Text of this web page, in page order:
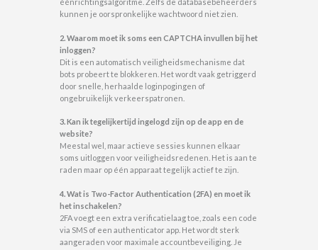
éénrichtingsalgoritme. Zelfs de databasebeheerders
kunnen je oorspronkelijke wachtwoord niet zien.
2. Waarom moet ik soms een CAPTCHA invullen bij het
inloggen?
Dit is een automatisch veiligheidsmechanisme dat
bots probeert te blokkeren. Het wordt vaak getriggerd
door snelle, herhaalde loginpogingen of
ongebruikelijk verkeerspatronen.
3. Kan ik tegelijkertijd ingelogd zijn op de app en de
website?
Meestal wel, maar actieve sessies kunnen elkaar
soms uitloggen voor veiligheidsredenen. Het is aan te
raden maar op één apparaat tegelijk actief te zijn.
4. Wat is Two-Factor Authentication (2FA) en moet ik
het inschakelen?
2FA voegt een extra verificatielaag toe, zoals een code
via SMS of een authenticator app. Het wordt sterk
aangeraden voor maximale accountbeveiliging. Je